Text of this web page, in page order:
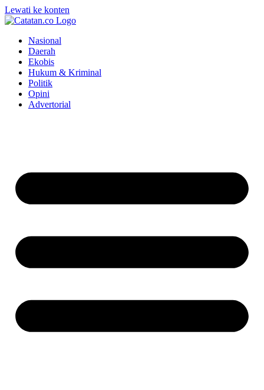
Lewati ke konten
Nasional
Daerah
Ekobis
Hukum & Kriminal
Politik
Opini
Advertorial